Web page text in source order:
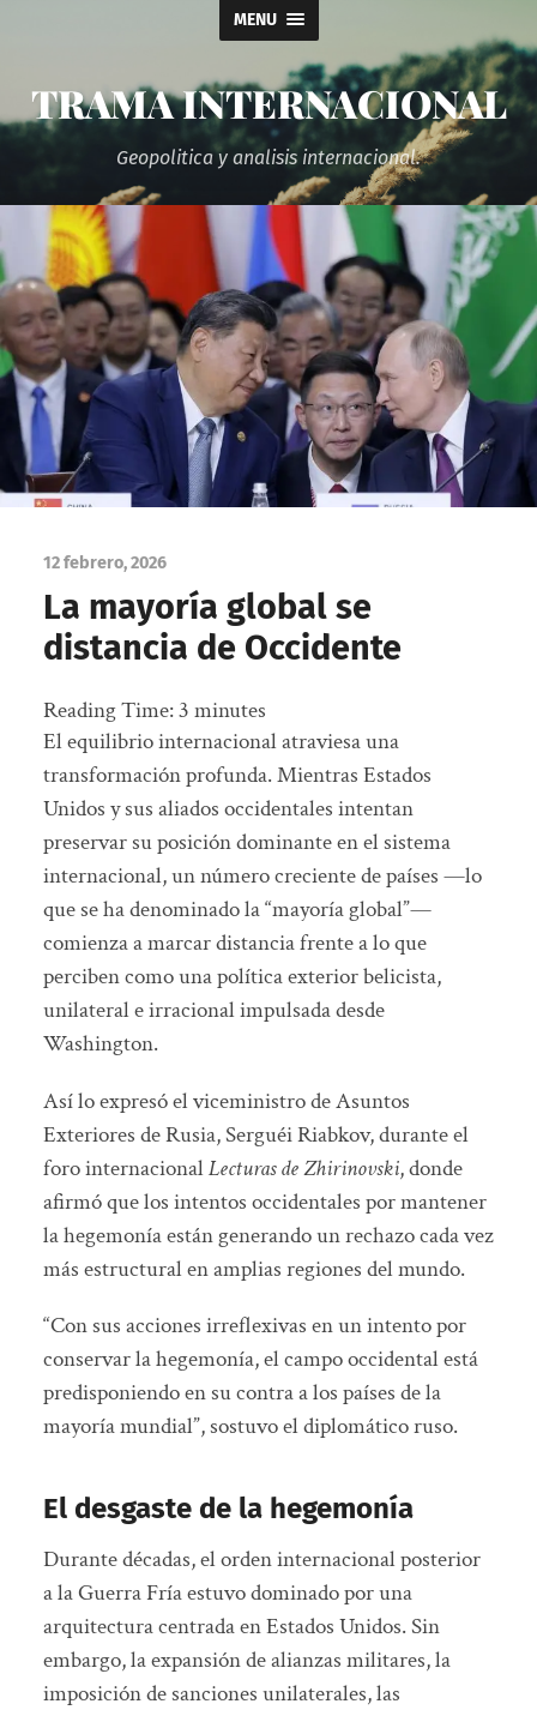
MENU
TRAMA INTERNACIONAL
Geopolitica y analisis internacional.
12 febrero, 2026
La mayoría global se
distancia de Occidente
Reading Time:3 minutes
El equilibrio internacional atraviesa una
transformación profunda. Mientras Estados
Unidos y sus aliados occidentales intentan
preservar su posición dominante en el sistema
internacional, un número creciente de países —lo
que se ha denominado la “mayoría global”—
comienza a marcar distancia frente a lo que
perciben como una política exterior belicista,
unilateral e irracional impulsada desde
Washington.
Así lo expresó el viceministro de Asuntos
Exteriores de Rusia, Serguéi Riabkov, durante el
foro internacionalLecturas de Zhirinovski, donde
afirmó que los intentos occidentales por mantener
la hegemonía están generando un rechazo cada vez
más estructural en amplias regiones del mundo.
“Con sus acciones irreflexivas en un intento por
conservar la hegemonía, el campo occidental está
predisponiendo en su contra a los países de la
mayoría mundial”, sostuvo el diplomático ruso.
El desgaste de la hegemonía
Durante décadas, el orden internacional posterior
a la Guerra Fría estuvo dominado por una
arquitectura centrada en Estados Unidos. Sin
embargo, la expansión de alianzas militares, la
imposición de sanciones unilaterales, las